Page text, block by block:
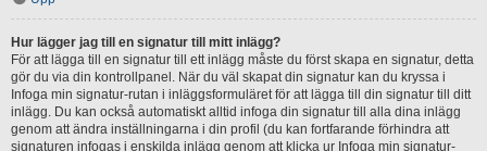
Hur lägger jag till en signatur till mitt inlägg?
För att lägga till en signatur till ett inlägg måste du först skapa en signatur, detta
gör du via din kontrollpanel. När du väl skapat din signatur kan du kryssa i
Infoga min signatur-rutan i inläggsformuläret för att lägga till din signatur till ditt
inlägg. Du kan också automatiskt alltid infoga din signatur till alla dina inlägg
genom att ändra inställningarna i din profil (du kan fortfarande förhindra att
signaturen infogas i enskilda inlägg genom att klicka ur Infoga min signatur-